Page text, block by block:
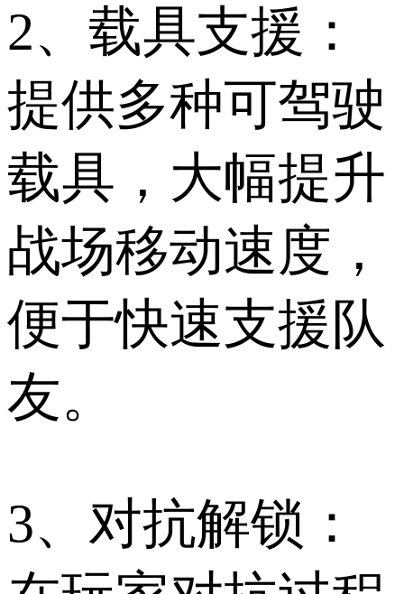
2、载具支援：
提供多种可驾驶
载具，大幅提升
战场移动速度，
便于快速支援队
友。
3、对抗解锁：